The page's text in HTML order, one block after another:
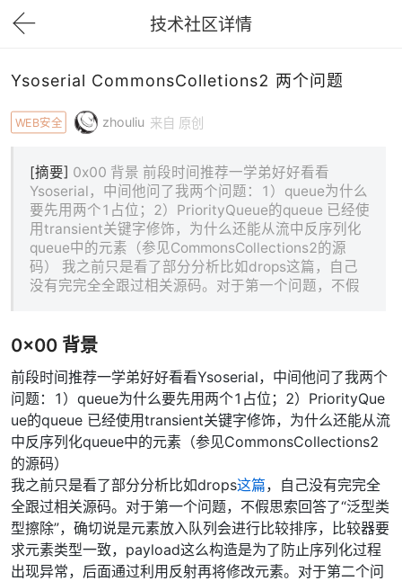
技术社区详情
下拉刷新
Ysoserial CommonsColletions2 两个问题
WEB安全 zhouliu 来自 原创
[摘要] 0x00 背景 前段时间推荐一学弟好好看看
Ysoserial，中间他问了我两个问题：1）queue为什么
要先用两个1占位；2）PriorityQueue的queue 已经使
用transient关键字修饰，为什么还能从流中反序列化
queue中的元素（参见CommonsCollections2的源
码） 我之前只是看了部分分析比如drops这篇，自己
没有完完全全跟过相关源码。对于第一个问题，不假
0x00 背景
前段时间推荐一学弟好好看看Ysoserial，中间他问了我两个
问题：1）queue为什么要先用两个1占位；2）PriorityQue
ue的queue 已经使用transient关键字修饰，为什么还能从流
中反序列化queue中的元素（参见CommonsCollections2
的源码）
我之前只是看了部分分析比如drops这篇，自己没有完完全
全跟过相关源码。对于第一个问题，不假思索回答了“泛型类
型擦除”，确切说是元素放入队列会进行比较排序，比较器要
求元素类型一致，payload这么构造是为了防止序列化过程
出现异常，后面通过利用反射再将修改元素。对于第二个问